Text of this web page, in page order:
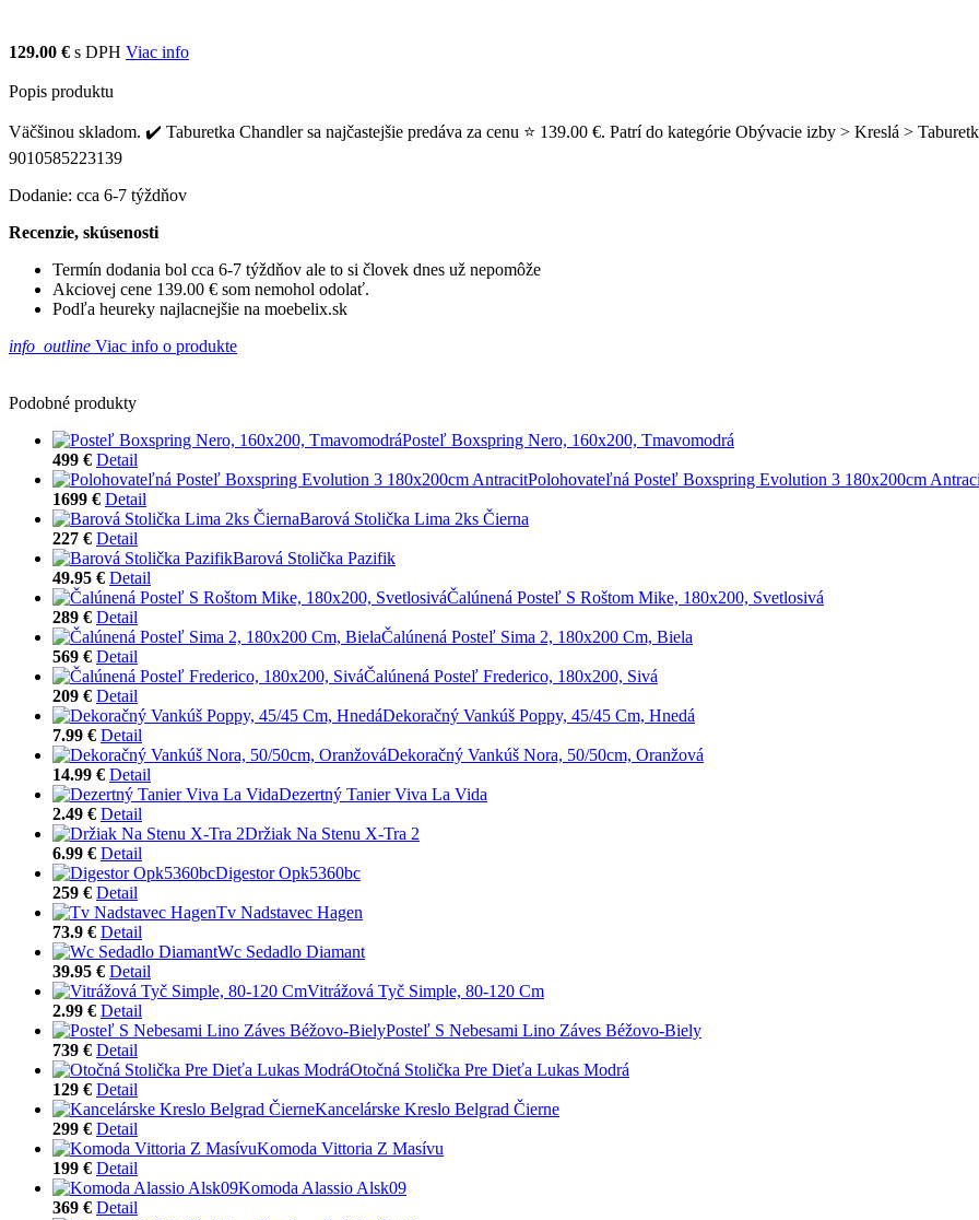
129.00 € s DPH Viac info
Popis produktu
Väčšinou skladom. ✔️ Taburetka Chandler sa najčastejšie predáva za cenu ⭐ 139.00 €. Patrí do kategórie Obývacie izby > Kreslá >
9010585223139
Dodanie: cca 6-7 týždňov
Recenzie, skúsenosti
Termín dodania bol cca 6-7 týždňov ale to si človek dnes už nepomôže
Akciovej cene 139.00 € som nemohol odolať.
Podľa heureky najlacnejšie na moebelix.sk
info_outline Viac info o produkte
Podobné produkty
Posteľ Boxspring Nero, 160x200, Tmavomodrá
499 € Detail
Polohovateľná Posteľ Boxspring Evolution 3 180x200cm
1699 € Detail
Barová Stolička Lima 2ks Čierna
227 € Detail
Barová Stolička Pazifik
49.95 € Detail
Čalúnená Posteľ S Roštom Mike, 180x200, Svetlosivá
289 € Detail
Čalúnená Posteľ Sima 2, 180x200 Cm, Biela
569 € Detail
Čalúnená Posteľ Frederico, 180x200, Sivá
209 € Detail
Dekoračný Vankúš Poppy, 45/45 Cm, Hnedá
7.99 € Detail
Dekoračný Vankúš Nora, 50/50cm, Oranžová
14.99 € Detail
Dezertný Tanier Viva La Vida
2.49 € Detail
Držiak Na Stenu X-Tra 2
6.99 € Detail
Digestor Opk5360bc
259 € Detail
Tv Nadstavec Hagen
73.9 € Detail
Wc Sedadlo Diamant
39.95 € Detail
Vitrážová Tyč Simple, 80-120 Cm
2.99 € Detail
Posteľ S Nebesami Lino Záves Béžovo-Biely
739 € Detail
Otočná Stolička Pre Dieťa Lukas Modrá
129 € Detail
Kancelárske Kreslo Belgrad Čierne
299 € Detail
Komoda Vittoria Z Masívu
199 € Detail
Komoda Alassio Alsk09
369 € Detail